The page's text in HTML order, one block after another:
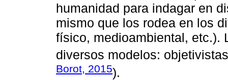
humanidad para indagar en
mismo que los rodea en los
físico, medioambiental, etc.).
diversos modelos:
Borot, 2015).